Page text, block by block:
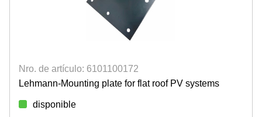
Nro. de artículo: 6101100172
Lehmann-Mounting plate for flat roof PV systems
disponible